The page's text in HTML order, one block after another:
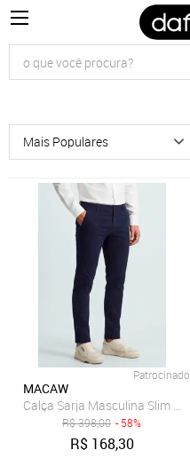
Patrocinado
MACAW
R$398,00 - 58%
R$ 168,30